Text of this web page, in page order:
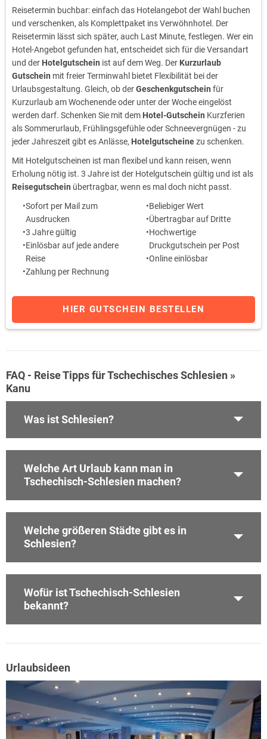
Reisetermin buchbar: einfach das Hotelangebot der Wahl buchen
und verschenken, als Komplettpaket ins Verwöhnhotel. Der
Reisetermin lässt sich später, auch Last Minute, festlegen. Wer ein
Hotel-Angebot gefunden hat, entscheidet sich für die Versandart
und der Hotelgutschein ist auf dem Weg. Der Kurzurlaub
Gutschein mit freier Terminwahl bietet Flexibilität bei der
Urlaubsgestaltung. Gleich, ob derGeschenkgutschein für
Kurzurlaub am Wochenende oder unter der Woche eingelöst
werden darf. Schenken Sie mit dem Hotel-Gutschein Kurzferien
als Sommerurlaub, Frühlingsgefühle oder Schneevergnügen - zu
jeder Jahreszeit gibt es Anlässe, Hotelgutscheinezu schenken.
Mit Hotelgutscheinen ist man flexibel und kann reisen, wenn
Erholung nötig ist. 3 Jahre ist der Hotelgutschein gültig und ist als
Reisegutschein übertragbar, wenn es mal doch nicht passt.
Sofort per Mail zum
Ausdrucken
3 Jahre gültig
Einlösbar auf jede andere
Reise
Zahlung per Rechnung
Beliebiger Wert
Übertragbar auf Dritte
Hochwertige
Druckgutschein per Post
Online einlösbar
HIER GUTSCHEIN BESTELLEN
FAQ - Reise Tipps für Tschechisches Schlesien »
Kanu
Was ist Schlesien?
Welche Art Urlaub kann man in
Tschechisch-Schlesien machen?
Welche größeren Städte gibt es in
Schlesien?
Wofür ist Tschechisch-Schlesien
bekannt?
Urlaubsideen